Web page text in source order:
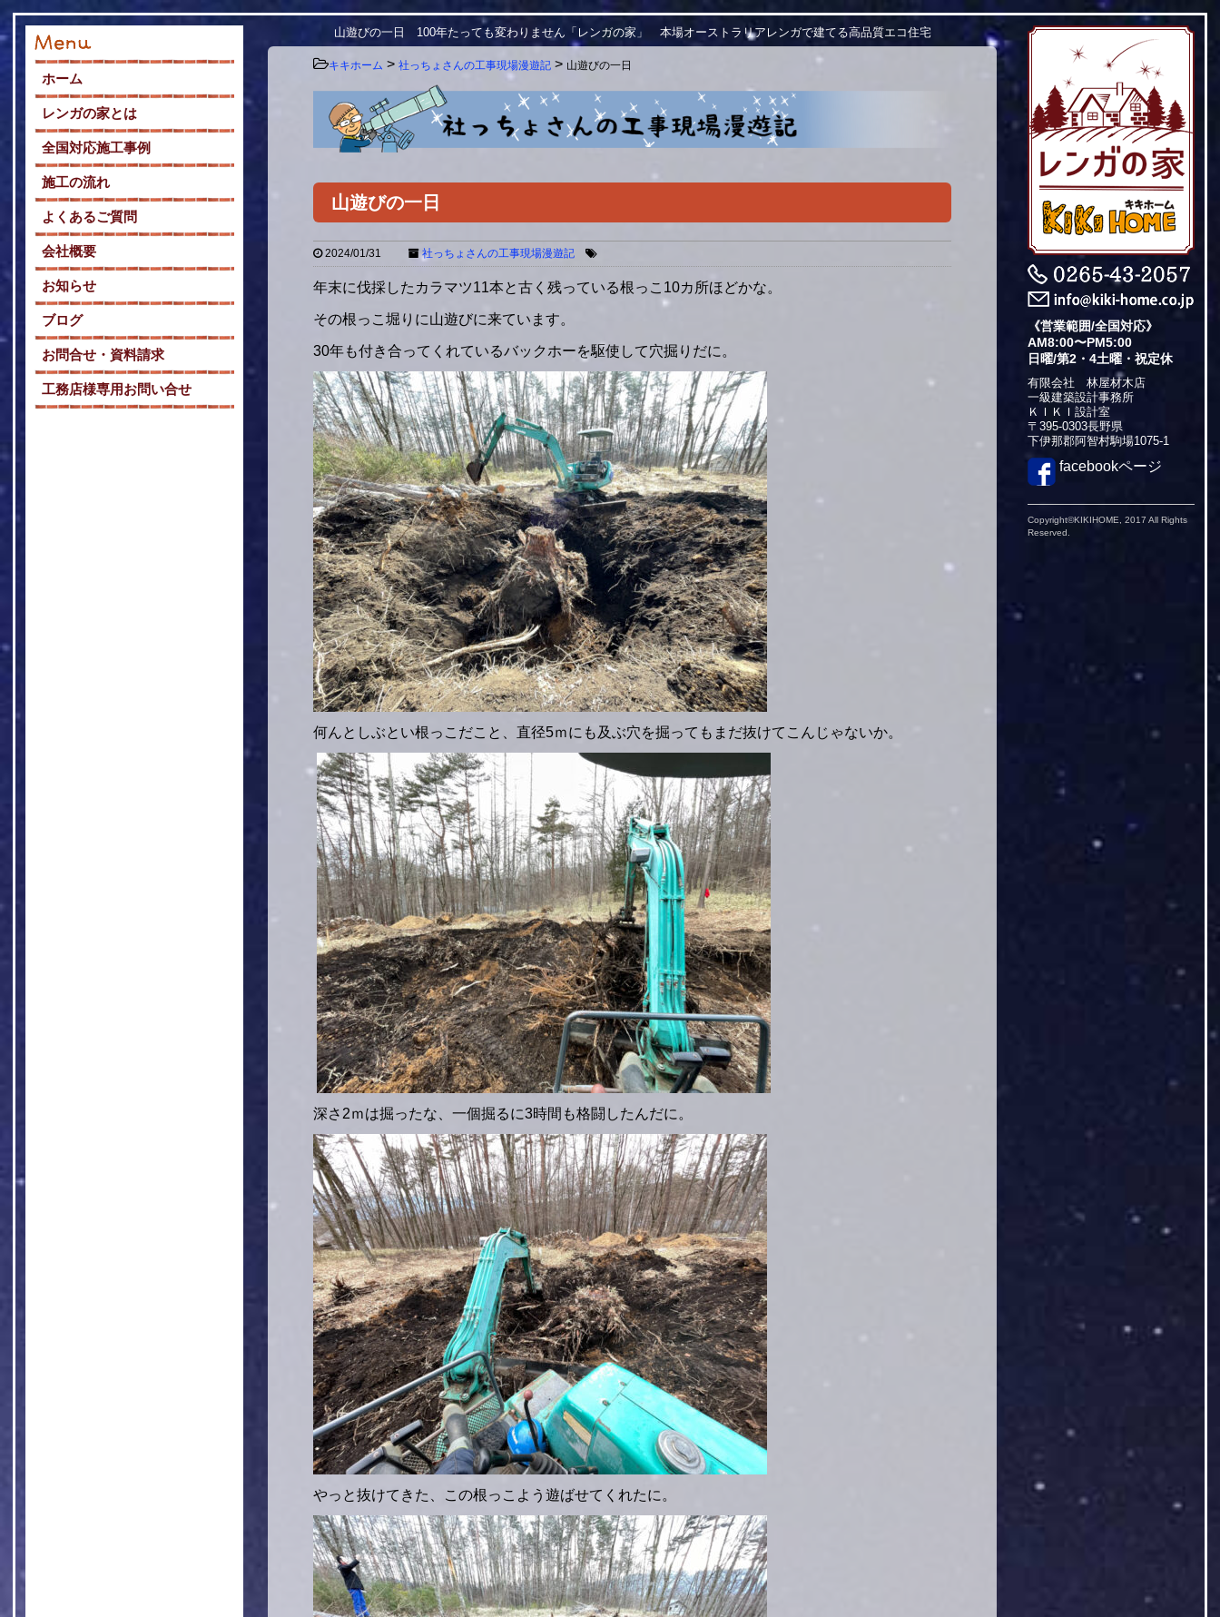
ホーム
レンガの家とは
全国対応施工事例
施工の流れ
よくあるご質問
会社概要
お知らせ
ブログ
お問合せ・資料請求
工務店様専用お問い合せ
山遊びの一日 100年たっても変わりません「レンガの家」 本場オーストラリアレンガで建てる高品質エコ住宅
キキホーム > 社っちょさんの工事現場漫遊記 > 山遊びの一日
山遊びの一日
2024/01/31 社っちょさんの工事現場漫遊記
年末に伐採したカラマツ11本と古く残っている根っこ10カ所ほどかな。
その根っこ堀りに山遊びに来ています。
30年も付き合ってくれているバックホーを駆使して穴掘りだに。
何んとしぶとい根っこだこと、直径5ｍにも及ぶ穴を掘ってもまだ抜けてこんじゃないか。
深さ2ｍは掘ったな、一個掘るに3時間も格闘したんだに。
やっと抜けてきた、この根っこよう遊ばせてくれたに。
《営業範囲/全国対応》
AM8:00〜PM5:00
日曜/第2・4土曜・祝定休
有限会社 林屋材木店
一級建築設計事務所
ＫＩＫＩ設計室
〒395-0303長野県
下伊那郡阿智村駒場1075-1
facebookページ
Copyright©KIKIHOME, 2017 All Rights
Reserved.